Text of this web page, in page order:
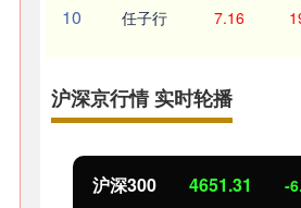
10 任子行 7.16
沪深京行情 实时轮播
沪深300 4651.31 -